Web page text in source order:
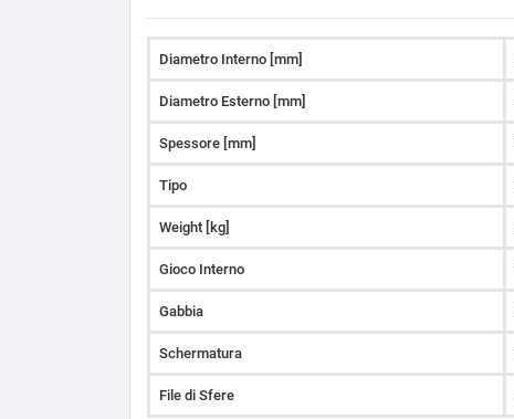
Diametro Interno [mm]
Diametro Esterno [mm]
Spessore [mm]
Tipo
Weight [kg]
Gioco Interno
Gabbia
Schermatura
File di Sfere